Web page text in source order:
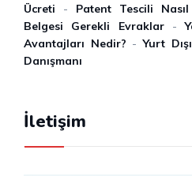
Ücreti - Patent Tescili Nasıl
Belgesi Gerekli Evraklar-
Avantajları Nedir? -Yurt
Danışmanı
İletişim